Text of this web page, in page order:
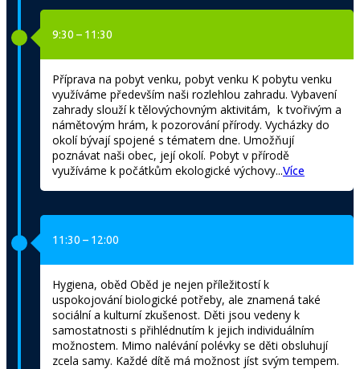
9:30 – 11:30
Příprava na pobyt venku, pobyt venku K pobytu venku
využíváme především naši rozlehlou zahradu. Vybavení
zahrady slouží k tělovýchovným aktivitám, k tvořivým a
námětovým hrám, k pozorování přírody. Vycházky do
okolí bývají spojené s tématem dne. Umožňují
poznávat naši obec, její okolí. Pobyt v přírodě
využíváme k počátkům ekologické výchovy...Více
11:30 – 12:00
Hygiena, oběd Oběd je nejen příležitostí k
uspokojování biologické potřeby, ale znamená také
sociální a kulturní zkušenost. Děti jsou vedeny k
samostatnosti s přihlédnutím k jejich individuálním
možnostem. Mimo nalévání polévky se děti obsluhují
zcela samy. Každé dítě má možnost jíst svým tempem.